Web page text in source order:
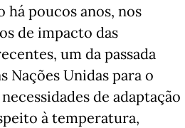
poucos anos, nos
de impacto das
um da passada
Nações Unidas para o
de adaptação
à temperatura,